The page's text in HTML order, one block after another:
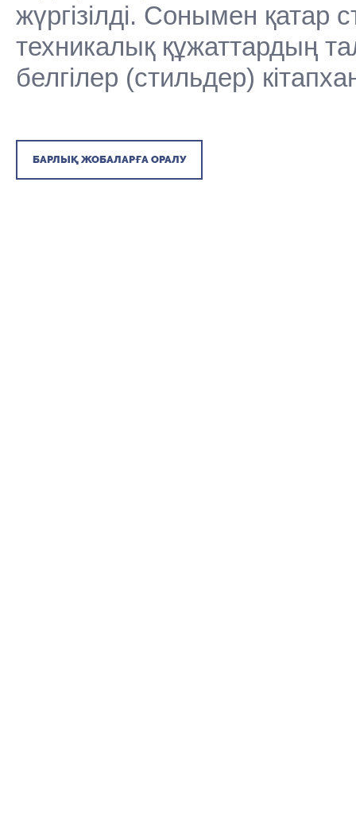
жүргізілді. Сонымен қатар
техникалық құжаттардың
белгілер (стильдер)
БАРЛЫҚ ЖОБАЛАРҒА ОРАЛУ